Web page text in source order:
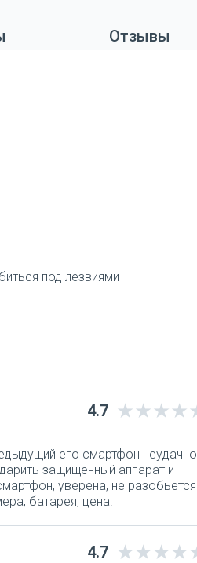
Отзывы
под лезвиями
4.7
его смартфон неудачно
защищенный аппарат и
уверена, не разобьется
батарея, цена.
4.7